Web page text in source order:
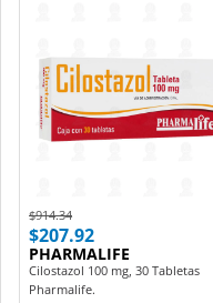
Price reduced from
$914.34to
$207.92
PHARMALIFE
Cilostazol 100 mg, 30 Tabletas
Pharmalife.